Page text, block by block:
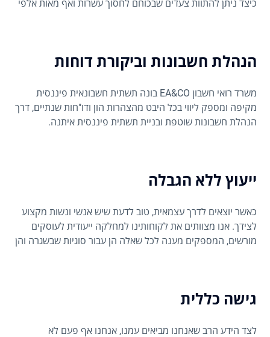
כיצד ניתן להתוות צעדים שבכוחם לחסוך עשרות ואף מאות אלפי
הנהלת חשבונות וביקורת דוחות
משרד רואי חשבון EA&CO בונה תשתית חשבונאית פיננסית
מקיפה ומספק ליווי בכל היבט מהצהרות הון ודו"חות שנתיים, דרך
הנהלת חשבונות שוטפת ובניית תשתית פיננסית איתנה.
ייעוץ ללא הגבלה
כאשר יוצאים לדרך עצמאית, טוב לדעת שיש אנשי ונשות מקצוע
לצידך. אנו מצוותים את לקוחותינו למחלקה ייעודית לעוסקים
מורשים, המספקים מענה לכל שאלה הן עבור סוגיות שבשגרה והן
גישה כללית
לצד הידע הרב שאנחנו מביאים עמנו, אנחנו אף פעם לא